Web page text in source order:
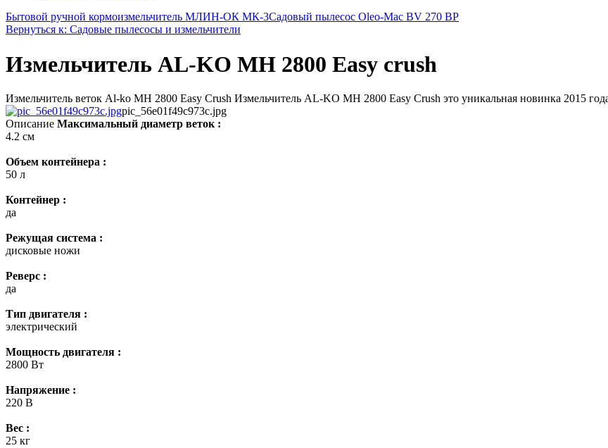
Бытовой ручной кормоизмельчитель МЛИН-ОК МК-3Садовый пылесос Oleo-Mac BV 270 BP
Вернуться к: Садовые пылесосы и измельчители
Измельчитель AL-KO MH 2800 Easy crush
Измельчитель веток Al-ko MH 2800 Easy Crush Измельчитель AL-KO MH 2800 Easy Crush это уникальная новинка 2015
pic_56e01f49c973c.jpg
Описание Максимальный диаметр веток :
4.2 см
Объем контейнера :
50 л
Контейнер :
да
Режущая система :
дисковые ножи
Реверс :
да
Тип двигателя :
электрический
Мощность двигателя :
2800 Вт
Напряжение :
220 В
Вес :
25 кг